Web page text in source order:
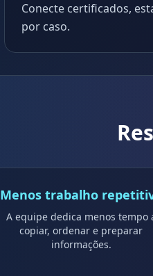
Conecte certificados,
por caso.
Menos trabalho
A equipe dedica menos tempo
copiar, ordenar e preparar
informações.